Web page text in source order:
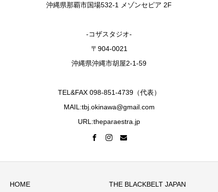
沖縄県那覇市国場532-1 メゾンセピア 2F
-コザスタジオ-
〒904-0021
沖縄県沖縄市胡屋2-1-59
TEL&FAX 098-851-4739（代表）
MAIL:tbj.okinawa@gmail.com
URL:theparaestra.jp
HOME THE BLACKBELT JAPAN